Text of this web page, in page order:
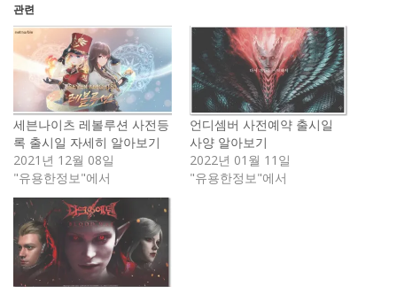
관련
세븐나이츠 레볼루션 사전등
록 출시일 자세히 알아보기
2021년 12월 08일
"유용한정보"에서
언디셈버 사전예약 출시일
사양 알아보기
2022년 01월 11일
"유용한정보"에서